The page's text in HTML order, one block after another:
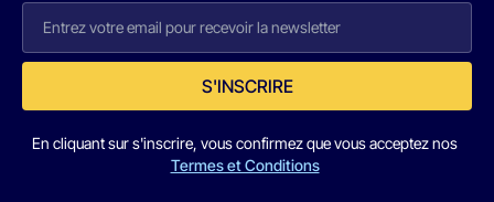
S'INSCRIRE
En cliquant sur s'inscrire, vous confirmez que vous acceptez nos
Termes et Conditions